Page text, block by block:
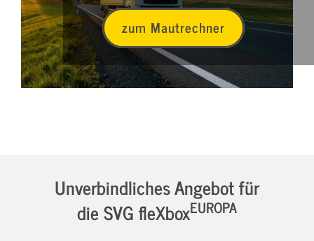
zum Mautrechner
Unverbindliches Angebot für
die SVG fleXboxEUROPA